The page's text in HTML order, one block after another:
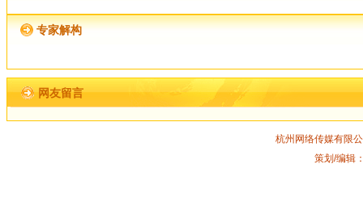
专家解构
网友留言
杭州网络传媒有限
策划/编辑